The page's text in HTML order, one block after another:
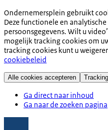
Ondernemersplein gebruikt
Deze functionele en
persoonsgegevens. Wilt u
mogelijk tracking cookies om
tracking cookies kunt u
cookiebeleid
Alle cookies accepteren
Ga direct naar inhoud
Ga naar de zoeken pagina